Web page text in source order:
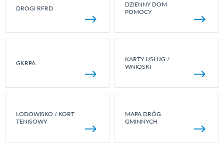
DROGI RFRD
DZIENNY DOM
POMOCY
GKRPA
KARTY USŁUG /
WNIOSKI
LODOWISKO / KORT
TENISOWY
MAPA DRÓG
GMINNYCH